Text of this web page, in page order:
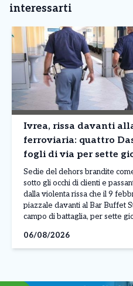
interessarti
Ivrea, rissa davanti
ferroviaria: quattro
fogli di via per sette
Sedie del dehors brandite
sotto gli occhi di clienti e
dalla violenta rissa che il 9
piazzale davanti al Bar Buffet
campo di battaglia, per sette
Daspo […]
06/08/2026